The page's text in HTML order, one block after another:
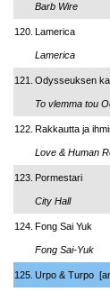
Barb Wire
120. Lamerica
Lamerica
121. Odysseuksen
To vlemma tou
122. Rakkautta ja
Love & Human
123. Pormestari
City Hall
124. Fong Sai Yuk
Fong Sai-Yuk
125. Urpo & Turpo